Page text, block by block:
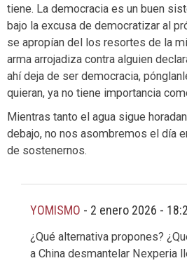
tiene. La democracia es un buen
bajo la excusa de democratizar al
se apropían del los resortes de la
arma arrojadiza contra alguien
ahí deja de ser democracia,
quieran, ya no tiene importancia
Mientras tanto el agua sigue
debajo, no nos asombremos el día
de sostenernos.
YOMISMO - 2 enero 2026 -
¿Qué alternativa propones?
a China desmantelar Nexperia